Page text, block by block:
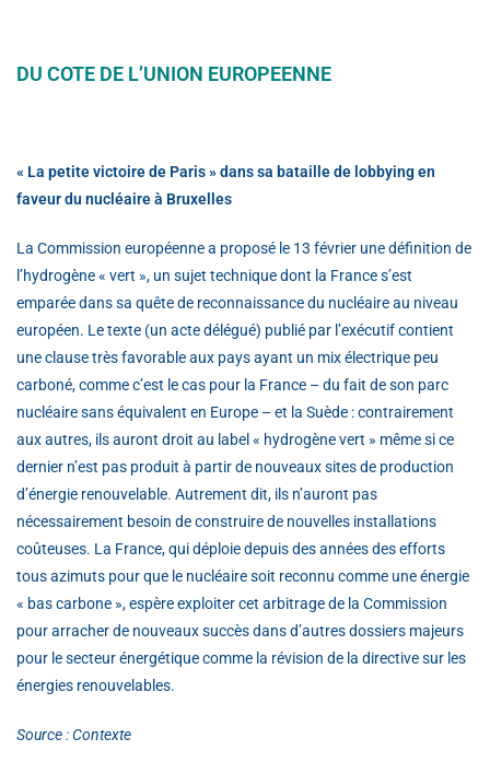
DU COTE DE L’UNION EUROPEENNE
« La petite victoire de Paris » dans sa bataille de lobbying en
faveur du nucléaire à Bruxelles
La Commission européenne a proposé le 13 février une définition de
l’hydrogène « vert », un sujet technique dont la France s’est
emparée dans sa quête de reconnaissance du nucléaire au niveau
européen. Le texte (un acte délégué) publié par l’exécutif contient
une clause très favorable aux pays ayant un mix électrique peu
carboné, comme c’est le cas pour la France – du fait de son parc
nucléaire sans équivalent en Europe – et la Suède : contrairement
aux autres, ils auront droit au label « hydrogène vert » même si ce
dernier n’est pas produit à partir de nouveaux sites de production
d’énergie renouvelable. Autrement dit, ils n’auront pas
nécessairement besoin de construire de nouvelles installations
coûteuses. La France, qui déploie depuis des années des efforts
tous azimuts pour que le nucléaire soit reconnu comme une énergie
« bas carbone », espère exploiter cet arbitrage de la Commission
pour arracher de nouveaux succès dans d’autres dossiers majeurs
pour le secteur énergétique comme la révision de la directive sur les
énergies renouvelables.
Source : Contexte